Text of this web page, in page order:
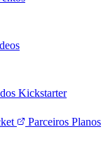
Kickstarter
Parceiros Planos